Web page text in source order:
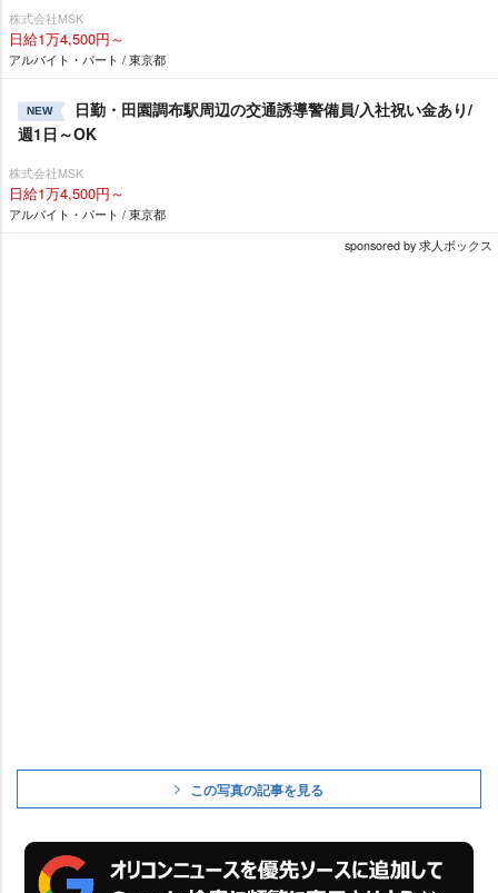
株式会社MSK
日給1万4,500円～
アルバイト・パート / 東京都
NEW
日勤・田園調布駅周辺の交通誘導警備員/入社祝い金あり/
週1日～OK
株式会社MSK
日給1万4,500円～
アルバイト・パート / 東京都
sponsored by 求人ボックス
この写真の記事を見る